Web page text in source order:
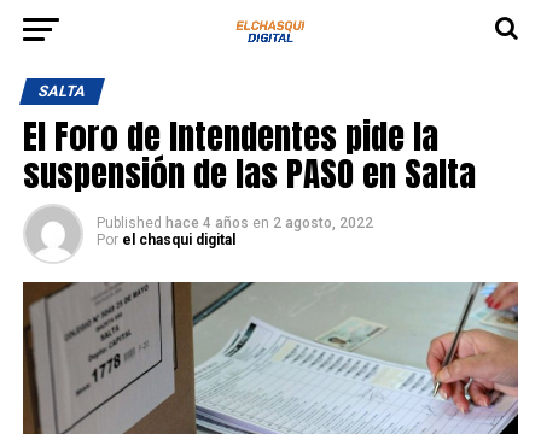
SALTA
El Foro de Intendentes pide la
suspensión de las PASO en Salta
Published hace 4 años en 2 agosto, 2022
Por el chasqui digital